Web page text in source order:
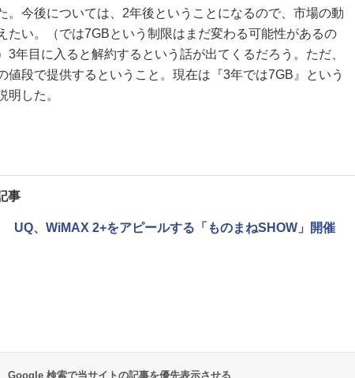
。今後については、2年後ということになるので、市場の動
たい。（では7GBという制限はまだ変わる可能性があるの
年目に入ると解約するという話が出てくるだろう。ただ、
値段で提供するということ。現在は『3年では7GB』という
明した。
事
UQ、WiMAX 2+をアピールする「ものまねSHOW」開催
Google 検索で当サイトの記事を優先表示させる